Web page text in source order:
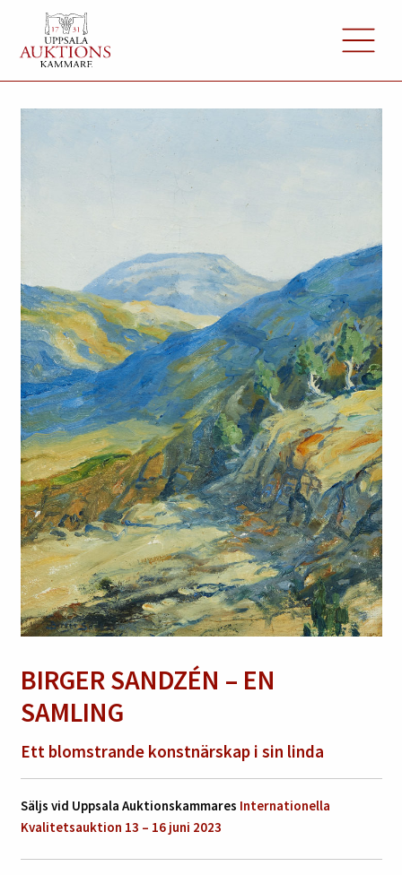
BIRGER SANDZÉN – EN
SAMLING
Ett blomstrande konstnärskap i sin linda
Säljs vid Uppsala Auktionskammares Internationella
Kvalitetsauktion 13 – 16 juni 2023